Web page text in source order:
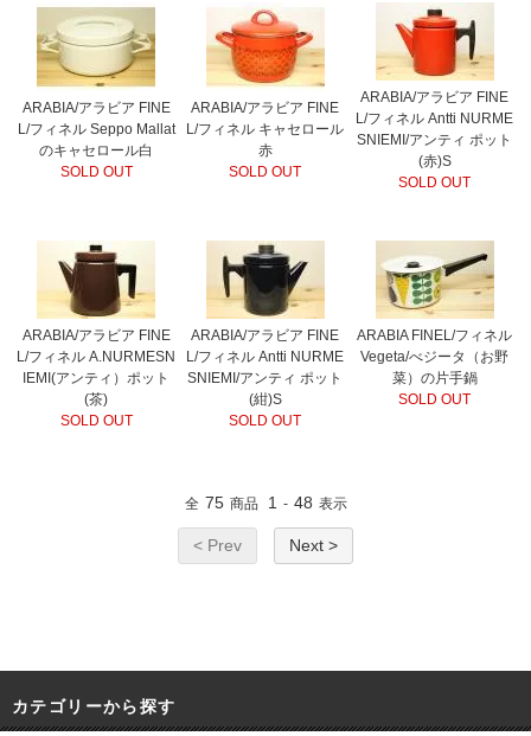
ARABIA/アラビア FINE
L/フィネル Seppo Mallat
のキャセロール白
SOLD OUT
ARABIA/アラビア FINE
L/フィネル キャセロール
赤
SOLD OUT
ARABIA/アラビア FINE
L/フィネル Antti NURME
SNIEMI/アンティ ポット
(赤)S
SOLD OUT
ARABIA/アラビア FINE
L/フィネル A.NURMESN
IEMI(アンティ）ポット
(茶)
SOLD OUT
ARABIA/アラビア FINE
L/フィネル Antti NURME
SNIEMI/アンティ ポット
(紺)S
SOLD OUT
ARABIA FINEL/フィネル
Vegeta/べジータ（お野
菜）の片手鍋
SOLD OUT
全 75 商品 1 - 48 表示
< Prev Next >
カテゴリーから探す